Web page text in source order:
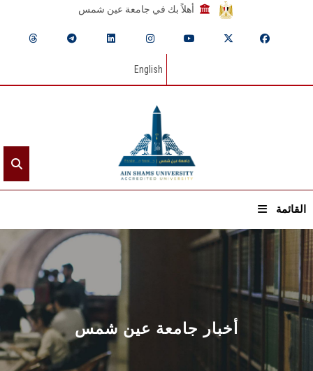
أهلاً بك في جامعة عين شمس
English
القائمة
الرئيسيـة
عن الجامعة
القطاعـات
الشئون الأكاديمية
أخبار جامعة عين شمس